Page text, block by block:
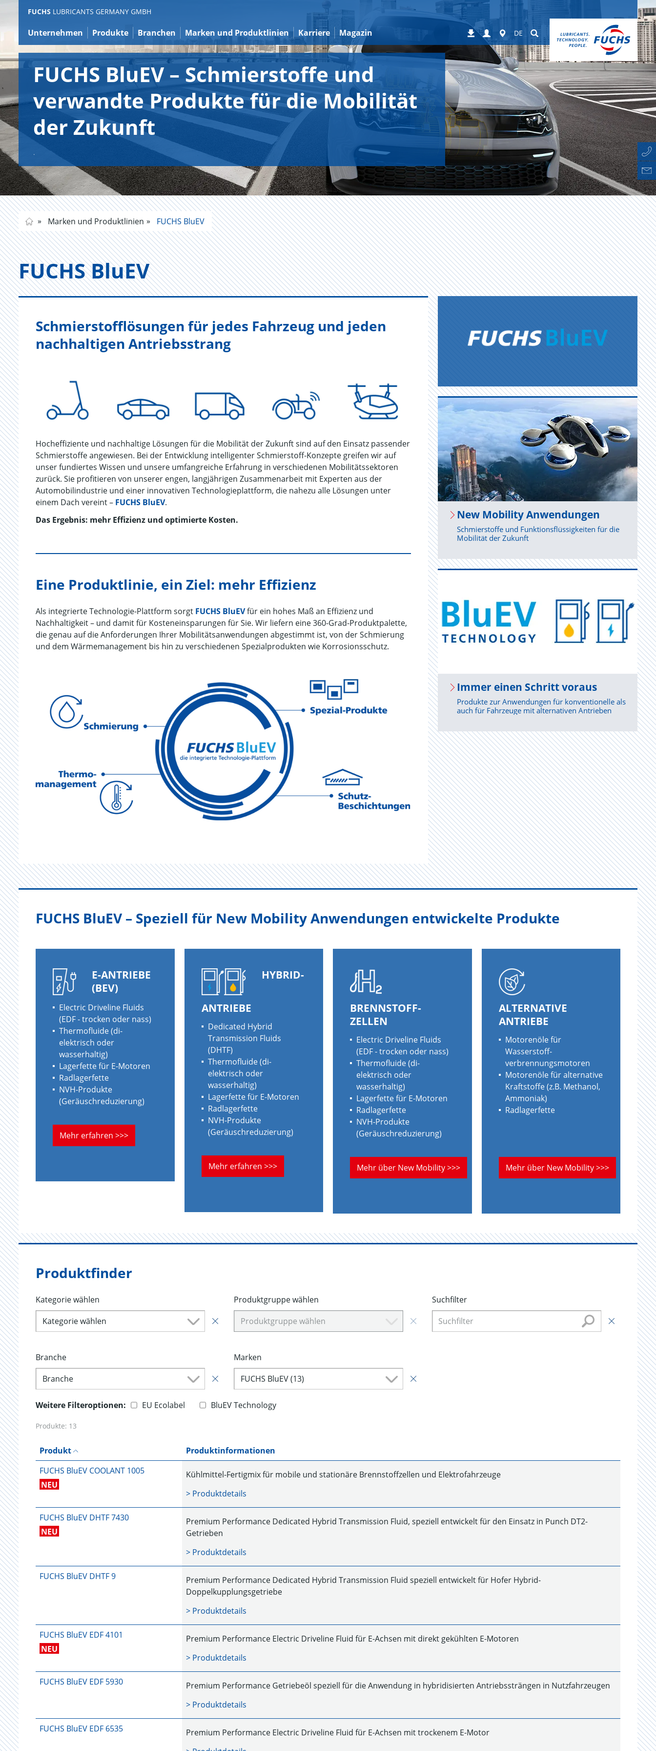
FUCHS LUBRICANTS GERMANY GMBH
Unternehmen Produkte Branchen Marken und Produktlinien Karriere Magazin Downloads
Login Worldwide
DE Suchen
FUCHS BluEV – Schmierstoffe und
verwandte Produkte für die Mobilität
der Zukunft
.
Marken und Produktlinien FUCHS BluEV
FUCHS BluEV
Schmierstofflösungen für jedes Fahrzeug und jeden
nachhaltigen Antriebsstrang
Hocheffiziente und nachhaltige Lösungen für die Mobilität der Zukunft sind auf den Einsatz passender
Schmierstoffe angewiesen. Bei der Entwicklung intelligenter Schmierstoff-Konzepte greifen wir auf
unser fundiertes Wissen und unsere umfangreiche Erfahrung in verschiedenen Mobilitätssektoren
zurück. Sie profitieren von unserer engen, langjährigen Zusammenarbeit mit Experten aus der
Automobilindustrie und einer innovativen Technologieplattform, die nahezu alle Lösungen unter
einem Dach vereint – FUCHS BluEV.
Das Ergebnis: mehr Effizienz und optimierte Kosten.
Eine Produktlinie, ein Ziel: mehr Effizienz
Als integrierte Technologie-Plattform sorgt FUCHS BluEVfür ein hohes Maß an Effizienz und
Nachhaltigkeit – und damit für Kosteneinsparungen für Sie. Wir liefern eine 360-Grad-Produktpalette,
die genau auf die Anforderungen Ihrer Mobilitätsanwendungen abgestimmt ist, von der Schmierung
und dem Wärmemanagement bis hin zu verschiedenen Spezialprodukten wie Korrosionsschutz.
New Mo­bi­li­ty An­wen­dun­gen
Schmierstoffe und Funktionsflüssigkeiten für die
Mobilität der Zukunft
Immer einen Schritt vor­aus
Produkte zur Anwendungen für konventionelle als
auch für Fahrzeuge mit alternativen Antrieben
FUCHS BluEV – Speziell für New Mobility Anwendungen entwickelte Produkte
E-ANTRIEBE
(BEV)
Electric Driveline Fluids
(EDF -trocken oder nass)
Thermofluide (di-
elektrisch oder
wasserhaltig)
Lagerfette für E-Motoren
Radlagerfette
NVH-Produkte
(Geräuschreduzierung)
Mehr erfahren >>>
HYBRID-
ANTRIEBE
Dedicated Hybrid
Transmission Fluids
(DHTF)
Thermofluide (di-
elektrisch oder
wasserhaltig)
Lagerfette für E-Motoren
Radlagerfette
NVH-Produkte
(Geräuschreduzierung)
Mehr erfahren >>>
BRENNSTOFF-
ZELLEN
Electric Driveline Fluids
(EDF -trocken oder nass)
Thermofluide (di-
elektrisch oder
wasserhaltig)
Lagerfette für E-Motoren
Radlagerfette
NVH-Produkte
(Geräuschreduzierung)
Mehr über New Mobility >>>
ALTERNATIVE
ANTRIEBE
Motorenöle für
Wasserstoff-
verbrennungsmotoren
Motorenöle für alternative
Kraftstoffe (z.B. Methanol,
Ammoniak)
Radlagerfette
Mehr über New Mobility >>>
Produktfinder
Kategorie wählen
Kategorie wählen
Produktgruppe wählen
Produktgruppe wählen
Suchfilter
Branche
Branche
Marken
FUCHS BluEV (13)
Weitere Filteroptionen: EU Ecolabel BluEV Technology
Produkte: 13
Produkt
Produktinformationen
FUCHS BluEV COOLANT 1005
NEU
Kühlmittel-Fertigmix für mobile und stationäre Brennstoffzellen und Elektrofahrzeuge
> Produktdetails
FUCHS BluEV DHTF 7430
NEU
Premium Performance Dedicated Hybrid Transmission Fluid, speziell entwickelt für den Einsatz in Punch DT2-
Getrieben
> Produktdetails
FUCHS BluEV DHTF 9
Premium Performance Dedicated Hybrid Transmission Fluid speziell entwickelt für Hofer Hybrid-
Doppelkupplungsgetriebe
> Produktdetails
FUCHS BluEV EDF 4101
NEU
Premium Performance Electric Driveline Fluid für E-Achsen mit direkt gekühlten E-Motoren
> Produktdetails
FUCHS BluEV EDF 5930
Premium Performance Getriebeöl speziell für die Anwendung in hybridisierten Antriebssträngen in Nutzfahrzeugen
> Produktdetails
FUCHS BluEV EDF 6535
Premium Performance Electric Driveline Fluid für E-Achsen mit trockenem E-Motor